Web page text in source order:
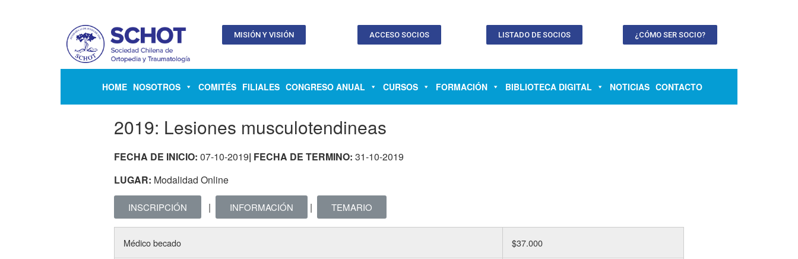
MISIÓN Y VISIÓN ACCESO SOCIOS LISTADO DE SOCIOS ¿CÓMO SER SOCIO?
HOME NOSOTROS COMITÉS FILIALES CONGRESO ANUAL CURSOS FORMACIÓN BIBLIOTECA DIGITAL NOTICIAS CONTACTO
2019: Lesiones musculotendineas
FECHA DE INICIO: 07-10-2019| FECHA DE TERMINO: 31-10-2019
LUGAR: Modalidad Online
INSCRIPCIÓN | INFORMACIÓN | TEMARIO
Médico becado $37.000